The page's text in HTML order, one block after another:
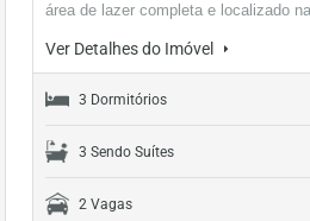
área de lazer completa e localizado
Ver Detalhes do Imóvel
3 Dormitórios
3 Sendo Suítes
2 Vagas